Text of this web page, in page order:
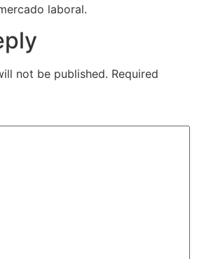
laboral.
not be published. Required